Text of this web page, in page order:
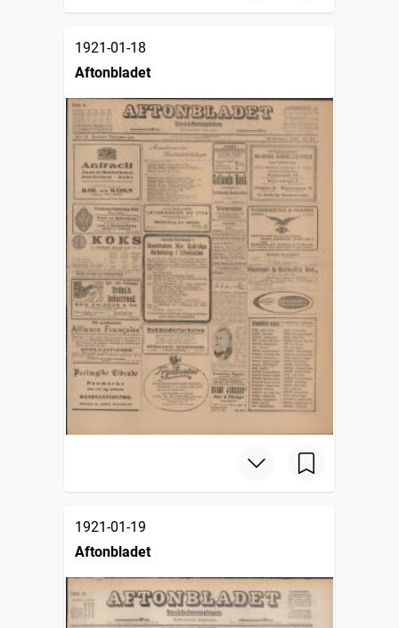
1921-01-18
Aftonbladet
1921-01-19
Aftonbladet